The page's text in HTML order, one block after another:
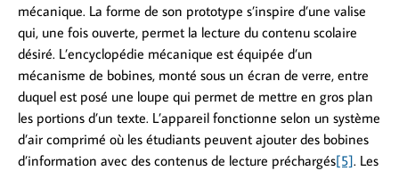
mécanique. La forme de son prototype s’inspire d’une valise
qui, une fois ouverte, permet la lecture du contenu scolaire
désiré. L’encyclopédie mécanique est équipée d’un
mécanisme de bobines, monté sous un écran de verre, entre
duquel est posé une loupe qui permet de mettre en gros plan
les portions d’un texte. L’appareil fonctionne selon un système
d’air comprimé où les étudiants peuvent ajouter des bobines
d’information avec des contenus de lecture préchargés[5]. Les